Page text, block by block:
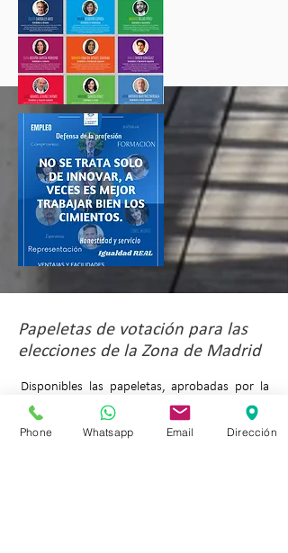
Papeletas de votación para las
elecciones de la Zona de Madrid
Disponibles las papeletas, aprobadas por la
Junta Electoral Territorial, de las dos
candidaturas que concurren a las elecciones
Phone Whatsapp Email Dirección